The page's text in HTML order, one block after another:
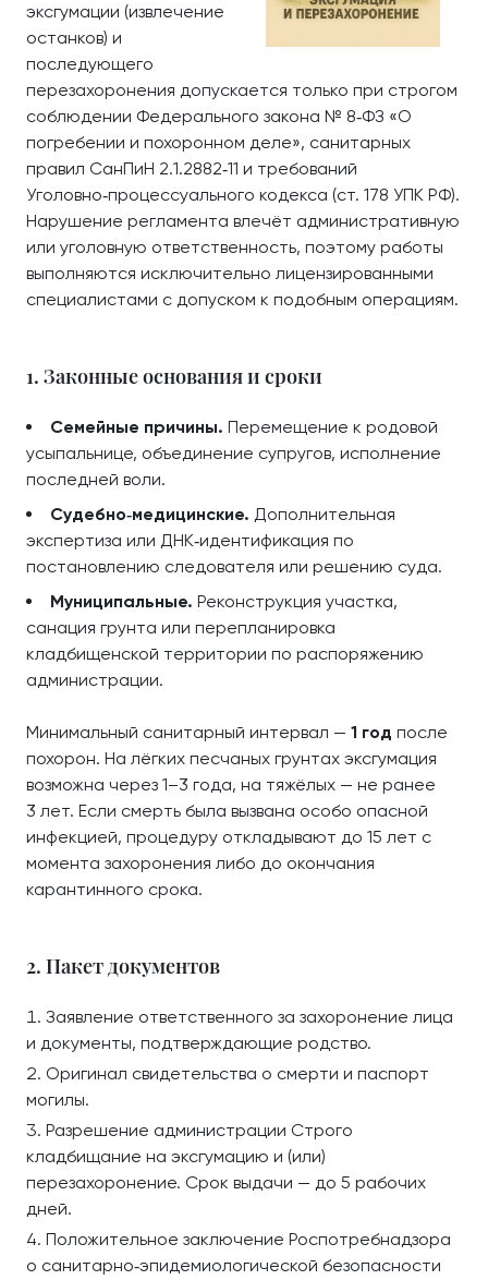
эксгумации (извлечение
останков) и
последующего
перезахоронения допускается только при строгом
соблюдении Федерального закона № 8‑ФЗ «О
погребении и похоронном деле», санитарных
правил СанПиН 2.1.2882‑11 и требований
Уголовно‑процессуального кодекса (ст. 178 УПК РФ).
Нарушение регламента влечёт административную
или уголовную ответственность, поэтому работы
выполняются исключительно лицензированными
специалистами с допуском к подобным операциям.
1. Законные основания и сроки
Семейные причины. Перемещение к родовой
усыпальнице, объединение супругов, исполнение
последней воли.
Судебно‑медицинские. Дополнительная
экспертиза или ДНК‑идентификация по
постановлению следователя или решению суда.
Муниципальные. Реконструкция участка,
санация грунта или перепланировка
кладбищенской территории по распоряжению
администрации.
Минимальный санитарный интервал — 1 год после
похорон. На лёгких песчаных грунтах эксгумация
возможна через 1–3 года, на тяжёлых — не ранее
3 лет. Если смерть была вызвана особо опасной
инфекцией, процедуру откладывают до 15 лет с
момента захоронения либо до окончания
карантинного срока.
2. Пакет документов
Заявление ответственного за захоронение лица
и документы, подтверждающие родство.
Оригинал свидетельства о смерти и паспорт
могилы.
Разрешение администрации Строго
кладбищание на эксгумацию и (или)
перезахоронение. Срок выдачи — до 5 рабочих
дней.
Положительное заключение Роспотребнадзора
о санитарно‑эпидемиологической безопасности